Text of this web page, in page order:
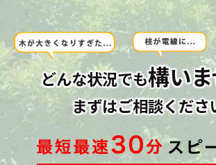
どんな状況でも構い
まずはご相談くださ